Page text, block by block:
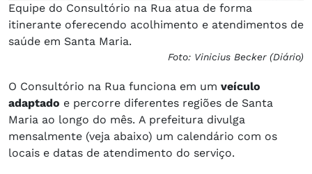
Equipe do Consultório na Rua atua de forma
itinerante oferecendo acolhimento e atendimentos de
saúde em Santa Maria.
Foto: Vinicius Becker (Diário)
O Consultório na Rua funciona em um veículo
adaptado e percorre diferentes regiões de Santa
Maria ao longo do mês. A prefeitura divulga
mensalmente (veja abaixo) um calendário com os
locais e datas de atendimento do serviço.